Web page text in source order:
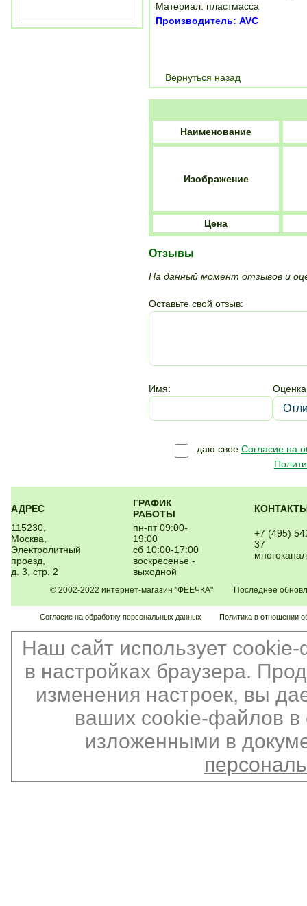
Материал: пластмасса
Производитель: AVC
Вернуться назад
Наименование
Изображение
Цена
Отзывы
На данный момент отзывов и
Оставьте свой отзыв:
Имя:
даю свое Согласие на
АДРЕС
ГРАФИК
РАБОТЫ
115230,
Москва,
Электролитный
проезд,
д. 3, стр. 2
пн-пт 09:00-
19:00
сб 10:00-17:00
воскресенье -
выходной
+7 (495)
37
© 2002-2022 интернет-магазин "ФЕЕЧКА" Последнее
Согласие на обработку персональных данных Политика в отношении
Наш сайт использует
в настройках браузера.
изменения настроек, вы
ваших cookie-файлов в
изложенными в